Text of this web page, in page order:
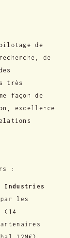
de
de
très
façon de
excellence
:
Industries
les
(14